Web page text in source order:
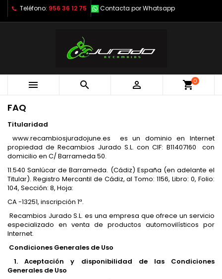
Teléfono: 956 36 12 75 Contacta por Whatsapp
   shopping_cart0
FAQ
Titularidad
www.recambiosjuradojune.es es un dominio en Internet
propiedad de Recambios Jurado S.L. con CIF: B11407160 con
domicilio en C/ Barrameda 50.
11.540 Sanlúcar de Barrameda. (Cádiz) España (en adelante el
Titular). Registro Mercantil de Cádiz, al Tomo: 1156, Libro: 0, Folio:
104, Sección: 8, Hoja:
CA -13251, inscripción 1ª.
Recambios Jurado S.L. es una empresa que ofrece un servicio
especializado en venta de productos automovilísticos por
Internet.
Condiciones Generales de Uso
1. Aceptación y disponibilidad de las Condiciones
Generales de Uso